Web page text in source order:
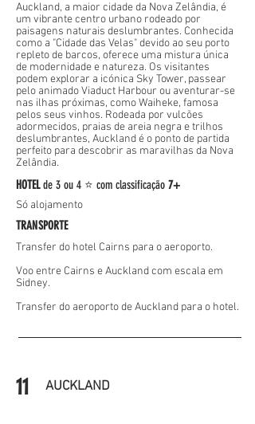
Auckland, a maior cidade da Nova Zelândia, é
um vibrante centro urbano rodeado por
paisagens naturais deslumbrantes. Conhecida
como a "Cidade das Velas" devido ao seu porto
repleto de barcos, oferece uma mistura única
de modernidade e natureza. Os visitantes
podem explorar a icónica Sky Tower, passear
pelo animado Viaduct Harbour ou aventurar-se
nas ilhas próximas, como Waiheke, famosa
pelos seus vinhos. Rodeada por vulcões
adormecidos, praias de areia negra e trilhos
deslumbrantes, Auckland é o ponto de partida
perfeito para descobrir as maravilhas da Nova
Zelândia.
HOTELde 3 ou 4 ⭐ com classificação 7+
Só alojamento
TRANSPORTE
Transfer do hotel Cairns para o aeroporto.
Voo entre Cairns e Auckland com escala em
Sidney.
Transfer do aeroporto de Auckland para o hotel.
11 AUCKLAND